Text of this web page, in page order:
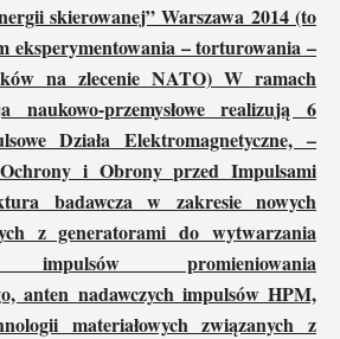
skierowanej” Warszawa 2014 (to
eksperymentowania – torturowania –
na zlecenie NATO) W ramach
naukowo-przemysłowe realizują 6
Działa Elektromagnetyczne, –
i Obrony przed Impulsami
badawcza w zakresie nowych
z generatorami do wytwarzania
impulsów promieniowania
anten nadawczych impulsów HPM,
materiałowych związanych z